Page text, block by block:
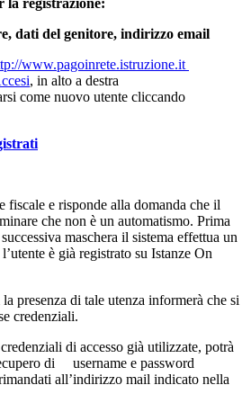
la registrazione:
dati del genitore, indirizzo email
www.pagoinrete.istruzione.it
, in alto a destra
come nuovo utente cliccando
fiscale e risponde alla domanda che il
che non è un automatismo. Prima
maschera il sistema effettua un
è già registrato su Istanze On
presenza di tale utenza informerà che si
credenziali.
di accesso già utilizzate, potrà
di username e password
all’indirizzo mail indicato nella